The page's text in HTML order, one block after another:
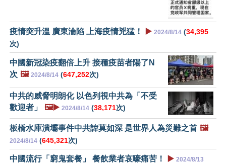
疫情突升溫 廣東淪陷 上海疫情兇猛！ ▶️ 2024/8/14 (34,395
次)
中國新冠染疫翻倍上升 接種疫苗者陽了N
次 🖼️ 2024/8/14 (647,252次)
中共的威脅明朗化 以色列視中共為「不受
歡迎者」
🖼️▶️ 2024/8/14 (38,171次)
板橋水庫潰壩事件中共諱莫如深 是世界人為災難之首 🖼️
2024/8/14 (645,321次)
中國流行「窮鬼套餐」 餐飲業者哀嚎痛苦！ ▶️ 2024/8/13